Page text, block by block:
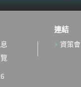
研究具體考量因
New Drug
發布該指引的草
後，本次最終版
的26個名詞解
連結
資策會